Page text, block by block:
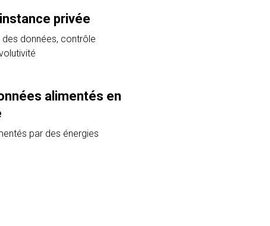
privée
données, contrôle
alimentés en
par des énergies